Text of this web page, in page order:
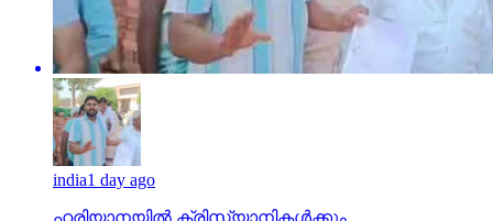
india1 day ago
ഹരിയാനയില്‍ ക്രിസ്ത്യാനികള്‍ക്കും